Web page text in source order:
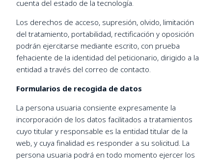
cuenta del estado de la tecnología.
Los derechos de acceso, supresión, olvido, limitación
del tratamiento, portabilidad, rectificación y oposición
podrán ejercitarse mediante escrito, con prueba
fehaciente de la identidad del peticionario, dirigido a la
entidad a través del correo de contacto.
Formularios de recogida de datos
La persona usuaria consiente expresamente la
incorporación de los datos facilitados a tratamientos
cuyo titular y responsable es la entidad titular de la
web, y cuya finalidad es responder a su solicitud. La
persona usuaria podrá en todo momento ejercer los